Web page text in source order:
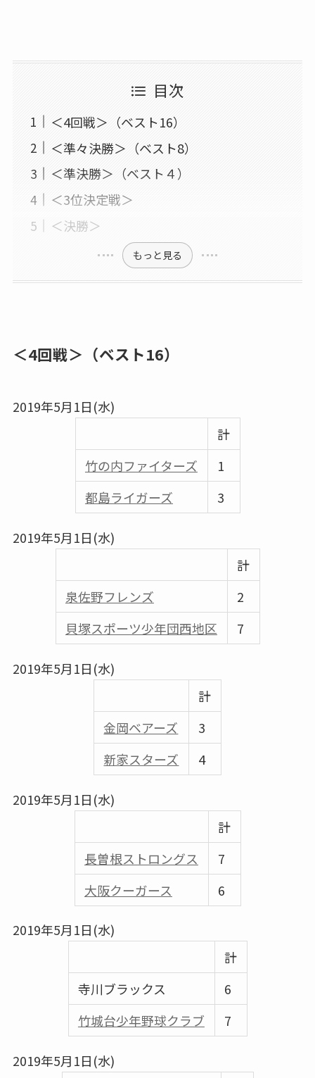
目次
＜4回戦＞（ベスト16）
＜準々決勝＞（ベスト8）
＜準決勝＞（ベスト４）
＜3位決定戦＞
＜決勝＞
もっと見る
＜4回戦＞ （ベスト16）
2019年5月1日(水)
計
竹の内ファイターズ
1
都島ライガーズ
3
2019年5月1日(水)
計
泉佐野フレンズ
2
貝塚スポーツ少年団西地区
7
2019年5月1日(水)
計
金岡ベアーズ
3
新家スターズ
4
2019年5月1日(水)
計
⾧曽根ストロングス
7
大阪クーガース
6
2019年5月1日(水)
計
寺川ブラックス
6
竹城台少年野球クラブ
7
2019年5月1日(水)